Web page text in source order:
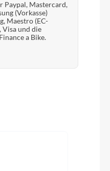
Paypal, Mastercard,
(Vorkasse)
Maestro (EC-
Visa und die
a Bike.